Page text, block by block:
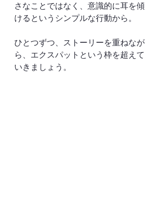
さなことではなく、意識的に耳を傾
けるというシンプルな行動から。
ひとつずつ、ストーリーを重ねなが
ら、エクスパットという枠を超えて
いきましょう。